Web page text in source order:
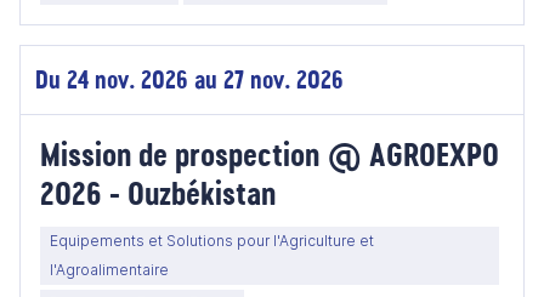
Du 24 nov. 2026 au 27 nov. 2026
Mission de prospection @ AGROEXPO
2026 - Ouzbékistan
Equipements et Solutions pour l'Agriculture et
l'Agroalimentaire